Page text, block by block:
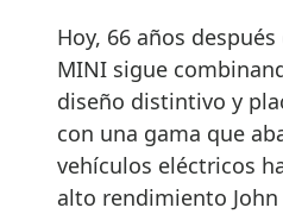
Hoy, 66 años
MINI sigue
diseño distintivo y
con una gama que
vehículos eléctricos
alto rendimiento John